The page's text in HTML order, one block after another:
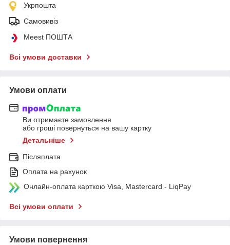
Укрпошта
Самовивіз
Meest ПОШТА
Всі умови доставки
Умови оплати
Ви отримаєте замовлення
або гроші повернуться на вашу картку
Детальніше
Післяплата
Оплата на рахунок
Онлайн-оплата карткою Visa, Mastercard - LiqPay
Всі умови оплати
Умови повернення